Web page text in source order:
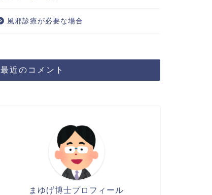
風邪診療が必要な場合
最近のコメント
まゆげ博士プロフィール